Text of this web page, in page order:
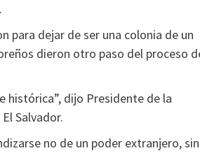
para dejar de ser una colonia de un
dieron otro paso del proceso
histórica”, dijo Presidente de la
Salvador.
no de un poder extranjero,